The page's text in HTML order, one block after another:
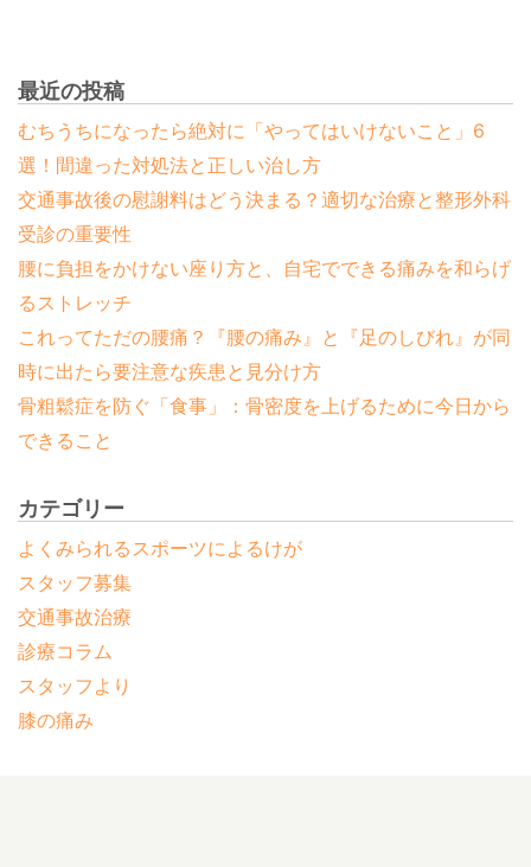
最近の投稿
むちうちになったら絶対に「やってはいけないこと」6
選！間違った対処法と正しい治し方
交通事故後の慰謝料はどう決まる？適切な治療と整形外科
受診の重要性
腰に負担をかけない座り方と、自宅でできる痛みを和らげ
るストレッチ
これってただの腰痛？『腰の痛み』と『足のしびれ』が同
時に出たら要注意な疾患と見分け方
骨粗鬆症を防ぐ「食事」：骨密度を上げるために今日から
できること
カテゴリー
よくみられるスポーツによるけが
スタッフより
スタッフ募集
交通事故治療
膝の痛み
診療コラム